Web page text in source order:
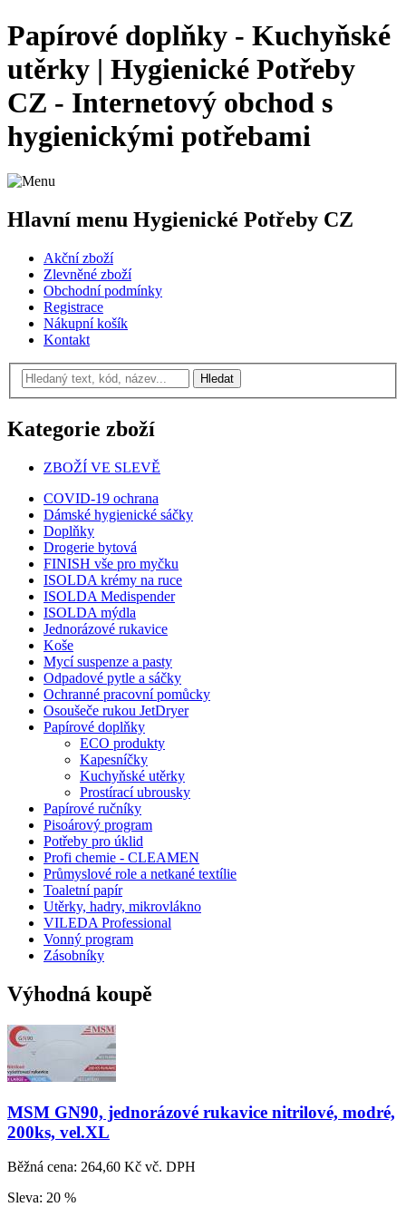
Papírové doplňky - Kuchyňské
utěrky | Hygienické Potřeby
CZ - Internetový obchod s
hygienickými potřebami
Hlavní menu Hygienické Potřeby CZ
Akční zboží
Zlevněné zboží
Obchodní podmínky
Registrace
Nákupní košík
Kontakt
Kategorie zboží
ZBOŽÍ VE SLEVĚ
COVID-19 ochrana
Dámské hygienické sáčky
Doplňky
Drogerie bytová
FINISH vše pro myčku
ISOLDA krémy na ruce
ISOLDA Medispender
ISOLDA mýdla
Jednorázové rukavice
Koše
Mycí suspenze a pasty
Odpadové pytle a sáčky
Ochranné pracovní pomůcky
Osoušeče rukou JetDryer
Papírové doplňky
ECO produkty
Kapesníčky
Kuchyňské utěrky
Prostírací ubrousky
Papírové ručníky
Pisoárový program
Potřeby pro úklid
Profi chemie - CLEAMEN
Průmyslové role a netkané textílie
Toaletní papír
Utěrky, hadry, mikrovlákno
VILEDA Professional
Vonný program
Zásobníky
Výhodná koupě
MSM GN90, jednorázové rukavice nitrilové, modré,
200ks, vel.XL
Běžná cena: 264,60 Kč vč. DPH
Sleva: 20 %